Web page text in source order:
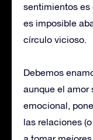
sentimientos
es imposible
círculo vicioso.
Debemos
aunque el amor
emocional,
las relaciones